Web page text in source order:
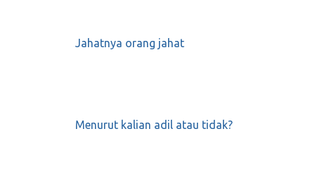
Jahatnya orang jahat
Menurut kalian adil atau tidak?